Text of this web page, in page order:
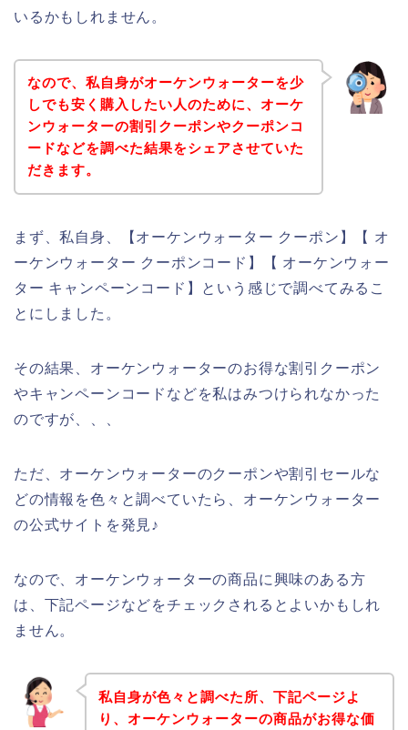
いるかもしれません。
なので、私自身がオーケンウォーターを少
しでも安く購入したい人のために、オーケ
ンウォーターの割引クーポンやクーポンコ
ードなどを調べた結果をシェアさせていた
だきます。
まず、私自身、【オーケンウォーター クーポン】【 オ
ーケンウォーター クーポンコード】【 オーケンウォー
ター キャンペーンコード】という感じで調べてみるこ
とにしました。
その結果、オーケンウォーターのお得な割引クーポン
やキャンペーンコードなどを私はみつけられなかった
のですが、、、
ただ、オーケンウォーターのクーポンや割引セールな
どの情報を色々と調べていたら、オーケンウォーター
の公式サイトを発見♪
なので、オーケンウォーターの商品に興味のある方
は、下記ページなどをチェックされるとよいかもしれ
ません。
私自身が色々と調べた所、下記ページよ
り、オーケンウォーターの商品がお得な価